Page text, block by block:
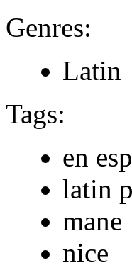
Genres:
Latin
Tags:
en
latin
mane
nice